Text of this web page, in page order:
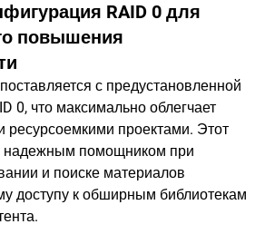
RAID 0 для
повышения
с предустановленной
0, что максимально облегчает
ресурсоемкими проектами. Этот
надежным помощником при
и поиске материалов
доступу к обширным библиотекам